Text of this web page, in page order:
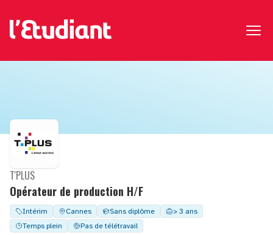
Opérateur de production H/F
T'PLUS
Intérim Cannes Sans diplôme
> 3 ans
Temps plein
Pas de télétravail